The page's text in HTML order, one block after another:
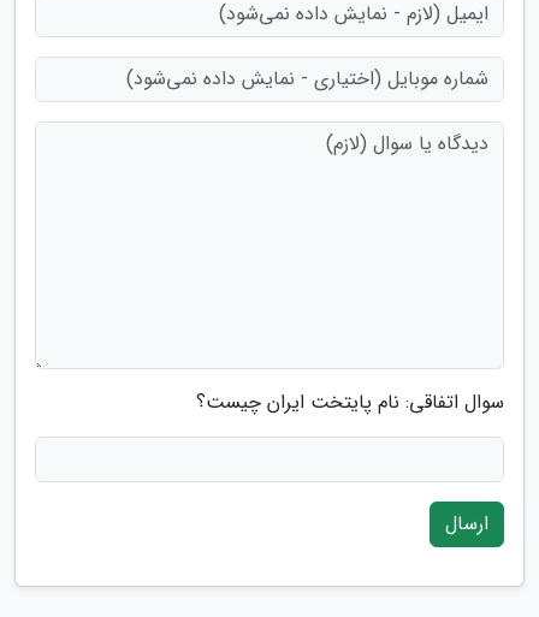
سوال اتفاقی: نام پایتخت ایران چیست؟
ارسال